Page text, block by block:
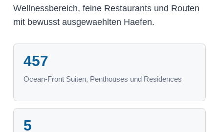
Wellnessbereich, feine Restaurants und Routen
mit bewusst ausgewaehlten Haefen.
457
Ocean-Front Suiten, Penthouses und Residences
5